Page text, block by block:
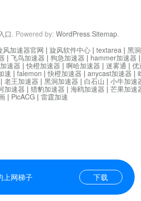
口. Powered by: WordPress.Sitemap.
上网梯子 下载
风加速器官网 | 旋风软件中心 | textarea | 黑
| 飞鸟加速器 | 狗急加速器 | hammer加速器
速器 |快橙加速器 | 啊哈加速器 | 迷雾通 | 优
速 | falemon |快橙加速器 | anycast加速器 |
| 老王加速器 | 黑洞加速器 | 白石山 | 小牛加速
加速器 | 猎豹加速器 | 海鸥加速器 | 芒果加速
| PicACG | 雷霆加速